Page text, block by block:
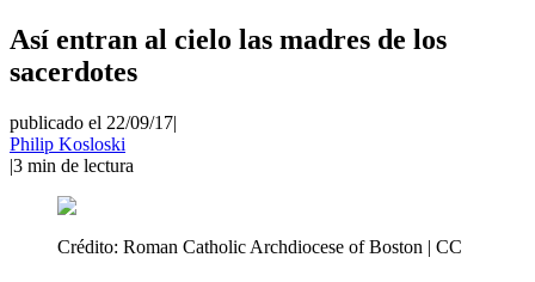
Así entran al cielo las madres de los
sacerdotes
publicado el 22/09/17|
Philip Kosloski
|3 min de lectura
Crédito: Roman Catholic Archdiocese of Boston | CC